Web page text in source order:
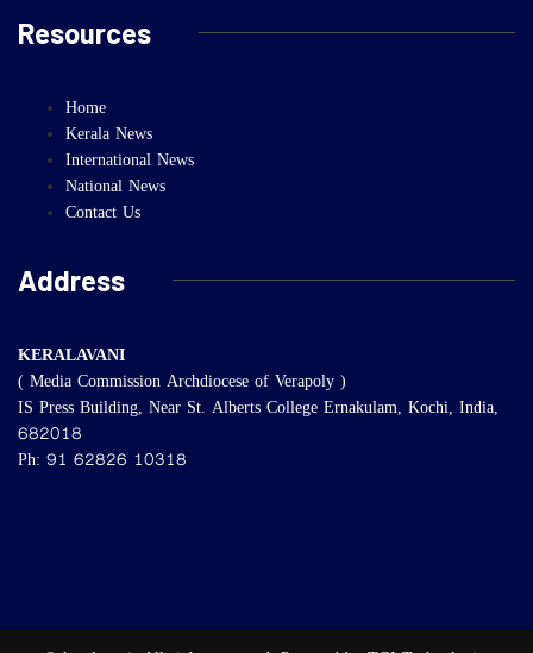
Resources
Home
Kerala News
International News
National News
Contact Us
Address
KERALAVANI
( Media Commission Archdiocese of Verapoly )
IS Press Building, Near St. Alberts College Ernakulam, Kochi, India,
682018
Ph: 91 62826 10318